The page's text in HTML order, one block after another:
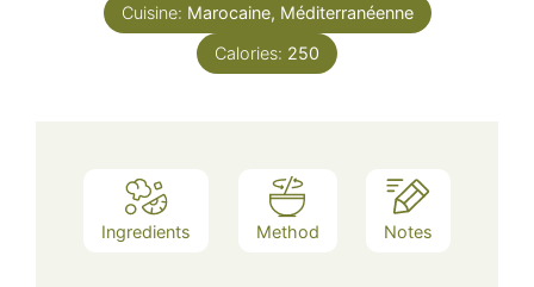
Cuisine: Marocaine, Méditerranéenne
Calories: 250
Ingredients Method Notes